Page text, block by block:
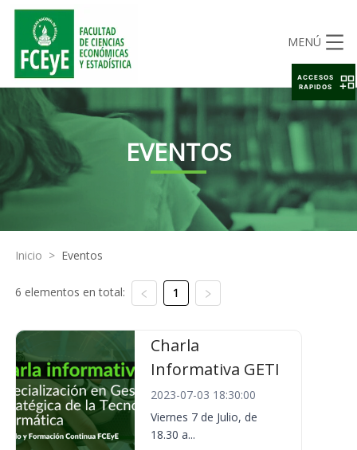
MENÚ
EVENTOS
Inicio > Eventos
6 elementos en total: 1
Charla
Informativa GETI
2023-07-03 18:30:00
Viernes 7 de Julio, de
18.30 a...
ACCESOS
RAPIDOS